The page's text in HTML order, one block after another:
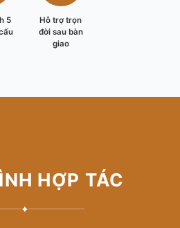
5
Hỗ trợ trọn
đời sau bàn
giao
HỢP TÁC
✦